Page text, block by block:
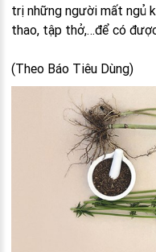
trị những người mất ngủ
thao, tập thở,…để có
(Theo Báo Tiêu Dùng)